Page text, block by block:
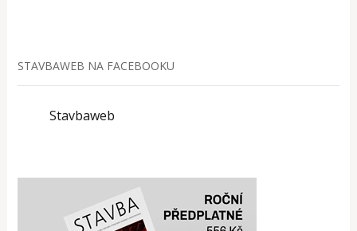
STAVBAWEB NA FACEBOOKU
Stavbaweb